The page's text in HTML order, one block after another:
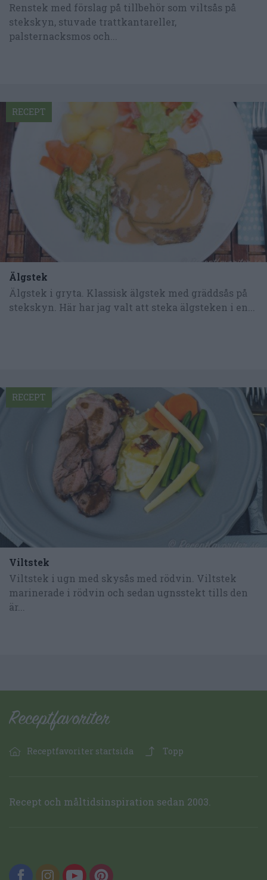
Renstek med förslag på tillbehör som viltsås på
stekskyn, stuvade trattkantareller,
palsternacksmos och...
Älgstek
Älgstek i gryta. Klassisk älgstek med gräddsås på
stekskyn. Här har jag valt att steka älgsteken i en...
RECEPT
Viltstek
Viltstek i ugn med skysås med rödvin. Viltstek
marinerade i rödvin och sedan ugnsstekt tills den
är...
RECEPT
Receptfavoriter startsida Topp
Recept och måltidsinspiration sedan 2003.